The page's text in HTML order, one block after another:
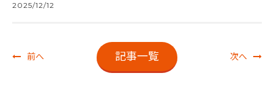
2025/12/12
前へ 記事一覧 次へ